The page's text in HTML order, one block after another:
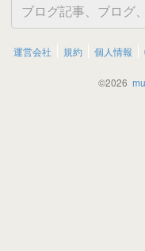
運営会社 規約 個人情報
©2026